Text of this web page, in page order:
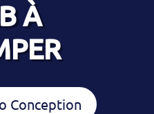
À
Conception